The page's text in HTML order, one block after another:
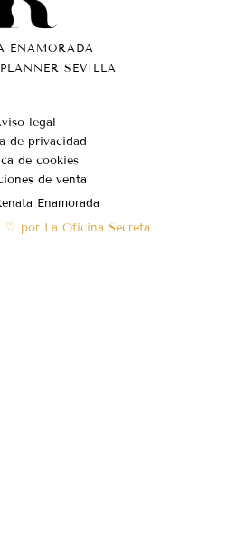
ENAMORADA
SEVILLA
legal
de privacidad
de cookies
de venta
Enamorada
♡ por La Oficina Secreta